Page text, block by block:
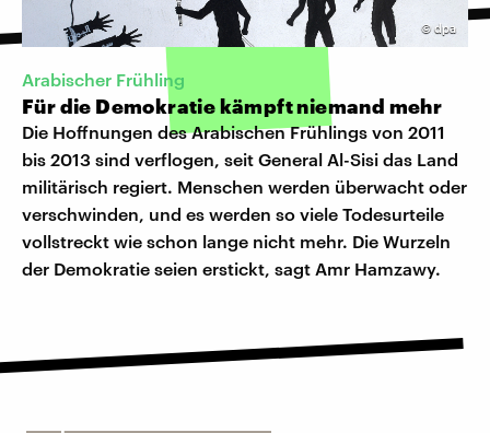
©dpa
Arabischer Frühling
Für die Demokratie kämpft niemand mehr
Die Hoffnungen des Arabischen Frühlings von 2011
bis 2013 sind verflogen, seit General Al-Sisi das Land
militärisch regiert. Menschen werden überwacht oder
verschwinden, und es werden so viele Todesurteile
vollstreckt wie schon lange nicht mehr. Die Wurzeln
der Demokratie seien erstickt, sagt Amr Hamzawy.